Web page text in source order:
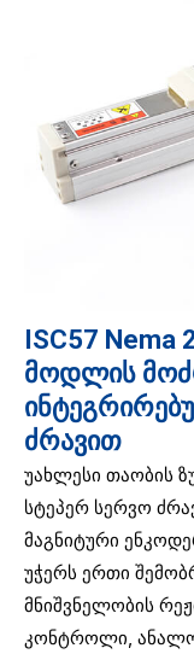
ISC57 Nema
მოდლის
ძრავით
უახლესი თაობის
სტეპერ სერვო
მაგნიტური
უჭერს ერთი
მნიშვნელობის
კონტროლი,